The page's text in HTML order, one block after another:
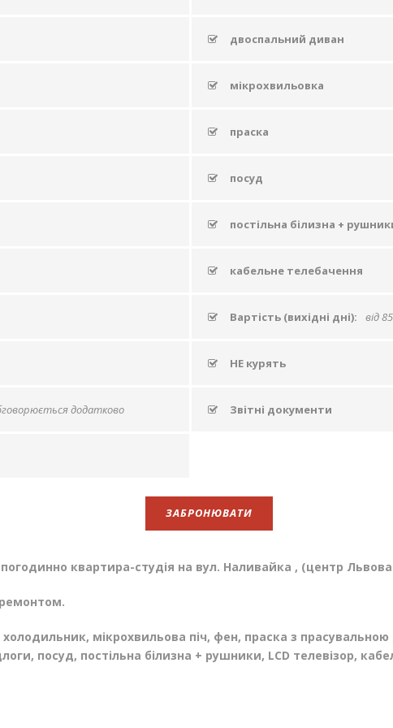
двоспальний диван
мікрохвильовка
праска
посуд
постільна білизна +
кабельне телебачення
Вартість (вихідні дні): від
НЕ курять
додатково Звітні документи
ЗАБРОНЮВАТИ
квартира-студія на вул. Наливайка , (центр
мікрохвильова піч, фен, праска з
посуд, постільна білизна + рушники, LCD телевізор,